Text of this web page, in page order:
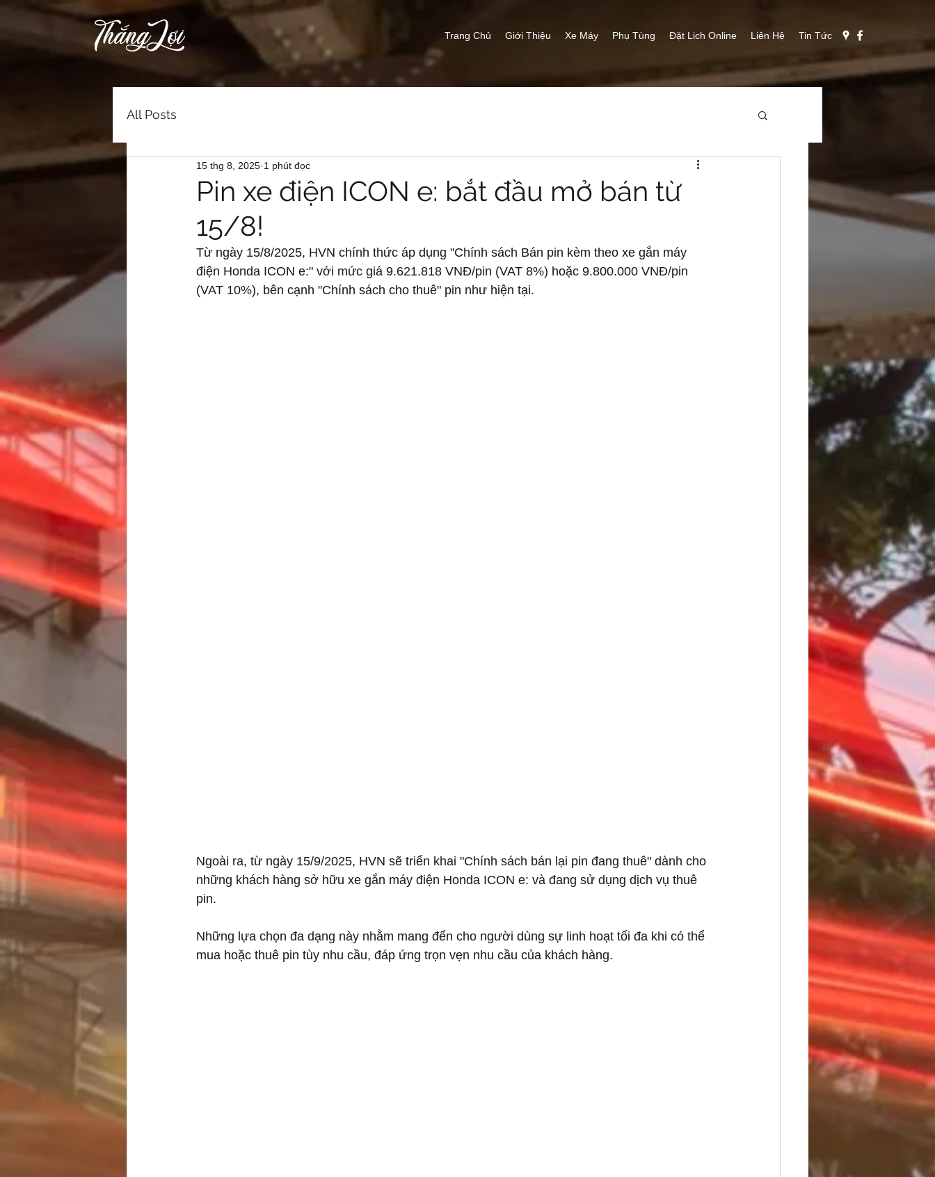
Trang Chủ Giới Thiệu Xe Máy Phụ Tùng Đặt Lịch Online Liên Hệ Tin Tức
All Posts
Pin xe điện ICON e: bắt đầu mở bán từ
15/8!
15 thg 8, 2025 1 phút đọc
Từ ngày 15/8/2025, HVN chính thức áp dụng "Chính sách Bán pin kèm theo xe gắn máy
điện Honda ICON e:" với mức giá 9.621.818 VNĐ/pin (VAT 8%) hoặc 9.800.000 VNĐ/pin
(VAT 10%), bên cạnh "Chính sách cho thuê" pin như hiện tại.
Ngoài ra, từ ngày 15/9/2025, HVN sẽ triển khai "Chính sách bán lại pin đang thuê" dành cho
những khách hàng sở hữu xe gắn máy điện Honda ICON e: và đang sử dụng dịch vụ thuê
pin.
Những lựa chọn đa dạng này nhằm mang đến cho người dùng sự linh hoạt tối đa khi có thể
mua hoặc thuê pin tùy nhu cầu, đáp ứng trọn vẹn nhu cầu của khách hàng.